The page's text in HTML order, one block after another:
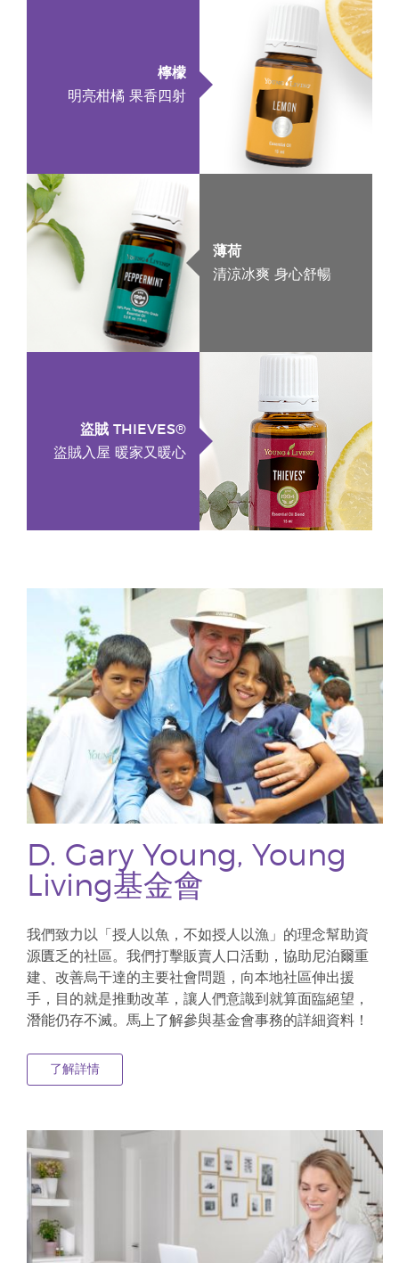
檸檬
明亮柑橘 果香四射
薄荷
清涼冰爽 身心舒暢
盜賊 THIEVES®
盜賊入屋 暖家又暖心
D. Gary Young, Young
Living基金會
我們致力以「授人以魚，不如授人以漁」的理念幫助資
源匱乏的社區。我們打擊販賣人口活動，協助尼泊爾重
建、改善烏干達的主要社會問題，向本地社區伸出援
手，目的就是推動改革，讓人們意識到就算面臨絕望，
潛能仍存不滅。馬上了解參與基金會事務的詳細資料！
了解詳情